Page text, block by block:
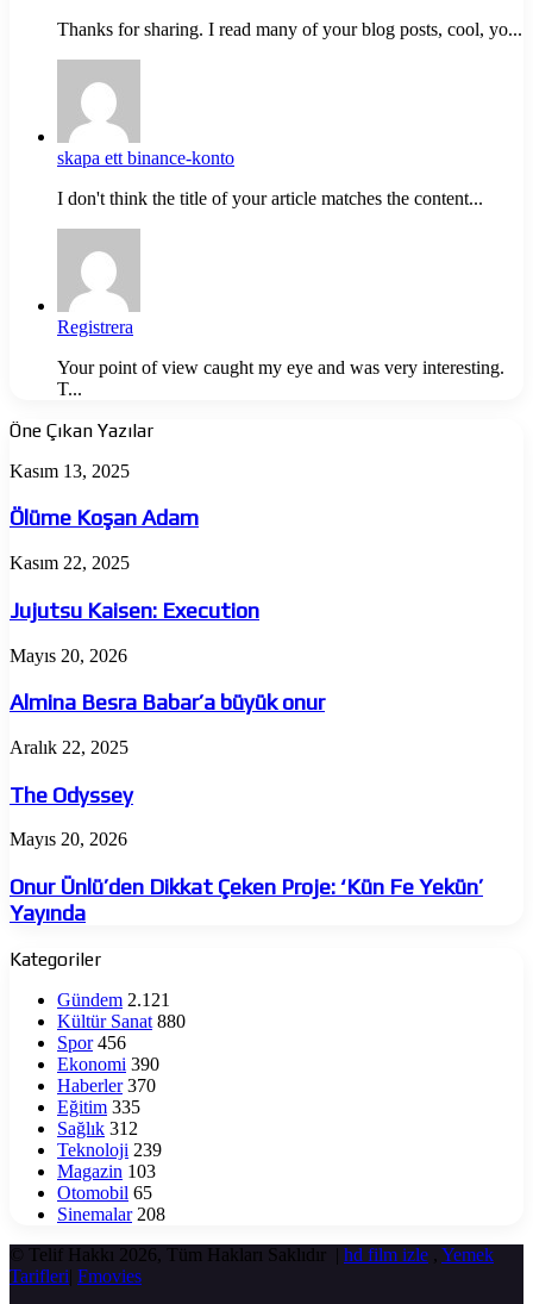
Thanks for sharing. I read many of your blog posts, cool, yo...
skapa ett binance-konto
I don't think the title of your article matches the content...
Registrera
Your point of view caught my eye and was very interesting.
T...
Öne Çıkan Yazılar
Ölüme
Adam
Kasım 13, 2025
Ölüme Koşan Adam
Jujutsu
Execution
Kasım 22, 2025
Jujutsu Kaisen: Execution
Almina
Babar’a
büyük
onur
Mayıs 20, 2026
Almina Besra Babar’a büyük onur
The
Aralık 22, 2025
The Odyssey
Onur
Dikkat
Çeken
Proje:
Fe
Yekün’
Yayında
Mayıs 20, 2026
Onur Ünlü’den Dikkat Çeken Proje: ‘Kün Fe Yekün’
Yayında
Kategoriler
Gündem 2.121
Kültür Sanat 880
Spor 456
Ekonomi 390
Haberler 370
Eğitim 335
Sağlık 312
Teknoloji 239
Magazin 103
Otomobil 65
Sinemalar 208
© Telif Hakkı 2026, Tüm Hakları Saklıdır | hd film izle , Yemek
Tarifleri| Fmovies